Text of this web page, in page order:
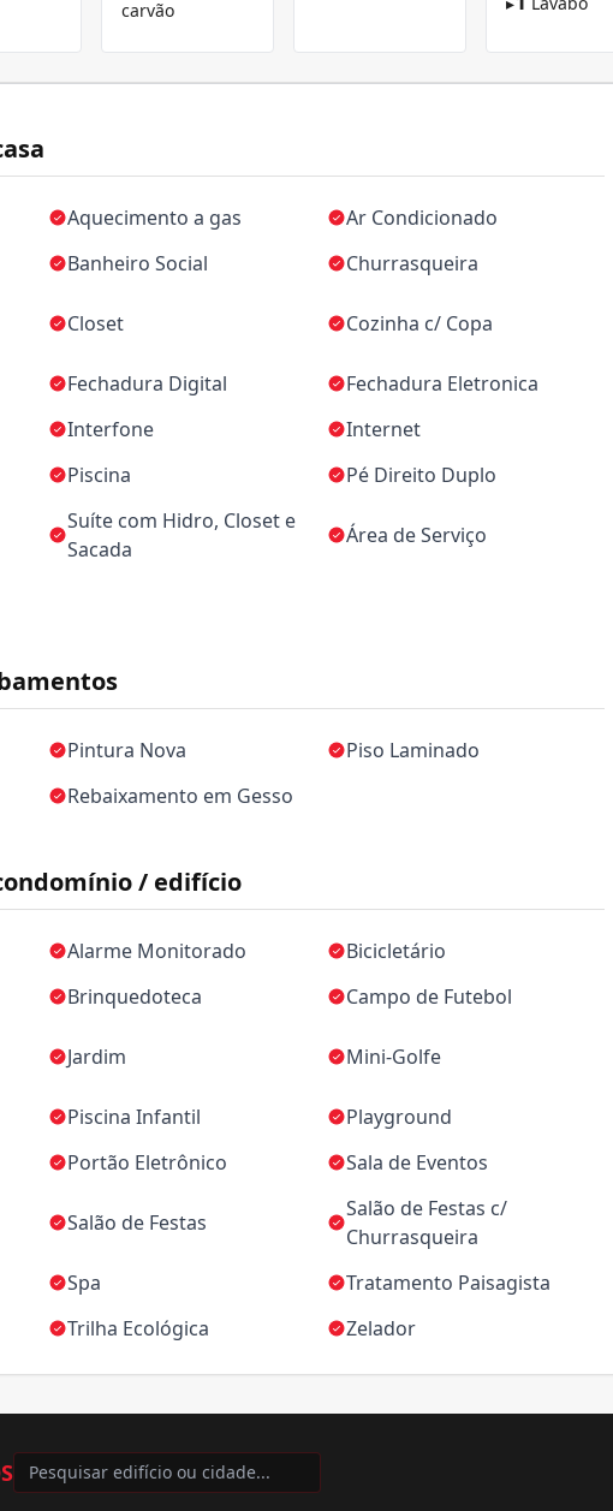
carvão
Aquecimento a gas
Ar Condicionado
Banheiro Social
Churrasqueira
Closet Cozinha c/ Copa
Fechadura Digital
Fechadura Eletronica
Interfone
Internet
Piscina Pé Direito Duplo
Suíte com Hidro, Closet e
Sacada
Área de Serviço
Pintura Nova
Piso Laminado
Rebaixamento em Gesso
/ edifício
Alarme Monitorado
Bicicletário
Brinquedoteca
Campo de Futebol
Jardim Mini-Golfe
Piscina Infantil
Playground
Portão Eletrônico Sala de Eventos
Salão de Festas
Salão de Festas c/
Churrasqueira
Spa
Tratamento Paisagista
Trilha Ecológica Zelador